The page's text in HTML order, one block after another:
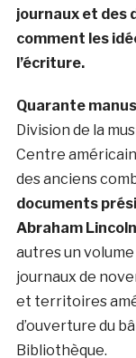
journaux et des
comment les
l’écriture.
Quarante
Division de la
Centre
des anciens
documents
Abraham
autres un v
journaux de
et territoires
d’ouverture du
Bibliothèque.